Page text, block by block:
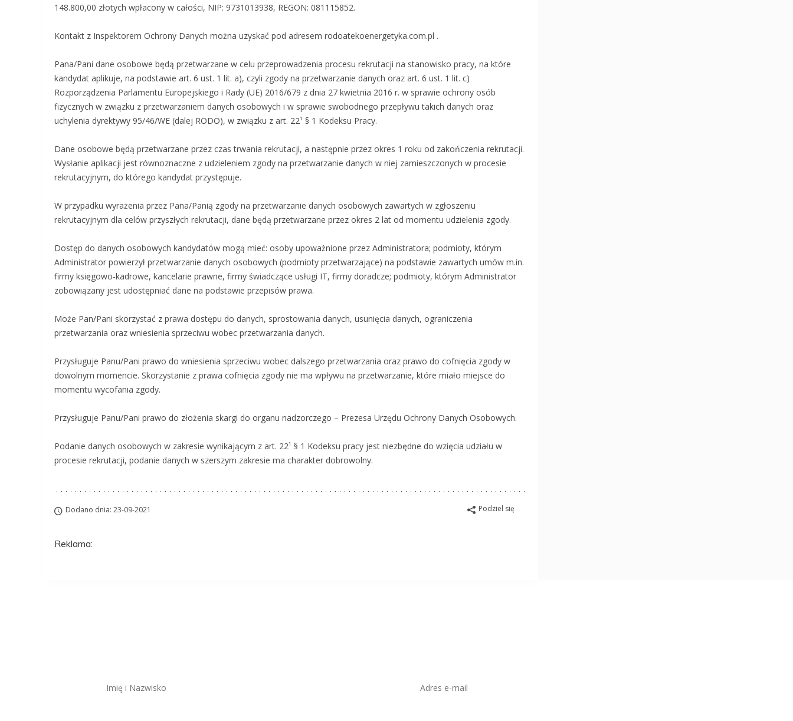
148.800,00 złotych wpłacony w całości, NIP: 9731013938, REGON: 081115852.
Kontakt z Inspektorem Ochrony Danych można uzyskać pod adresem rodoatekoenergetyka.com.pl .
Pana/Pani dane osobowe będą przetwarzane w celu przeprowadzenia procesu rekrutacji na stanowisko pracy, na które
kandydat aplikuje, na podstawie art. 6 ust. 1 lit. a), czyli zgody na przetwarzanie danych oraz art. 6 ust. 1 lit. c)
Rozporządzenia Parlamentu Europejskiego i Rady (UE) 2016/679 z dnia 27 kwietnia 2016 r. w sprawie ochrony osób
fizycznych w związku z przetwarzaniem danych osobowych i w sprawie swobodnego przepływu takich danych oraz
uchylenia dyrektywy 95/46/WE (dalej RODO), w związku z art. 22¹ § 1 Kodeksu Pracy.
Dane osobowe będą przetwarzane przez czas trwania rekrutacji, a następnie przez okres 1 roku od zakończenia rekrutacji.
Wysłanie aplikacji jest równoznaczne z udzieleniem zgody na przetwarzanie danych w niej zamieszczonych w procesie
rekrutacyjnym, do którego kandydat przystępuje.
W przypadku wyrażenia przez Pana/Panią zgody na przetwarzanie danych osobowych zawartych w zgłoszeniu
rekrutacyjnym dla celów przyszłych rekrutacji, dane będą przetwarzane przez okres 2 lat od momentu udzielenia zgody.
Dostęp do danych osobowych kandydatów mogą mieć: osoby upoważnione przez Administratora; podmioty, którym
Administrator powierzył przetwarzanie danych osobowych (podmioty przetwarzające) na podstawie zawartych umów m.in.
firmy księgowo-kadrowe, kancelarie prawne, firmy świadczące usługi IT, firmy doradcze; podmioty, którym Administrator
zobowiązany jest udostępniać dane na podstawie przepisów prawa.
Może Pan/Pani skorzystać z prawa dostępu do danych, sprostowania danych, usunięcia danych, ograniczenia
przetwarzania oraz wniesienia sprzeciwu wobec przetwarzania danych.
Przysługuje Panu/Pani prawo do wniesienia sprzeciwu wobec dalszego przetwarzania oraz prawo do cofnięcia zgody w
dowolnym momencie. Skorzystanie z prawa cofnięcia zgody nie ma wpływu na przetwarzanie, które miało miejsce do
momentu wycofania zgody.
Przysługuje Panu/Pani prawo do złożenia skargi do organu nadzorczego – Prezesa Urzędu Ochrony Danych Osobowych.
Podanie danych osobowych w zakresie wynikającym z art. 22¹ § 1 Kodeksu pracy jest niezbędne do wzięcia udziału w
procesie rekrutacji, podanie danych w szerszym zakresie ma charakter dobrowolny.
Dodano dnia: 23-09-2021 Podziel się
Reklama: